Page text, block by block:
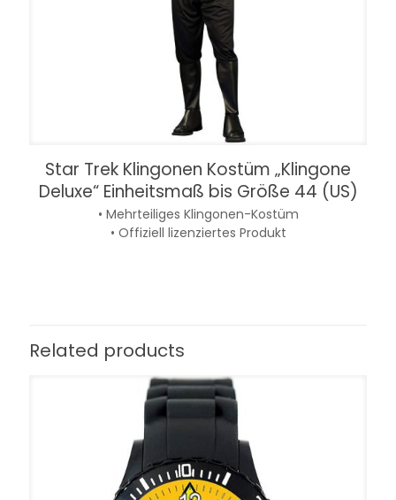
Star Trek Klingonen Kostüm „Klingone
Deluxe“ Einheitsmaß bis Größe 44 (US)
• Mehrteiliges Klingonen-Kostüm
• Offiziell lizenziertes Produkt
Related products